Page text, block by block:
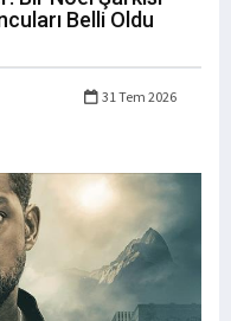
Belli Oldu
31 Tem 2026